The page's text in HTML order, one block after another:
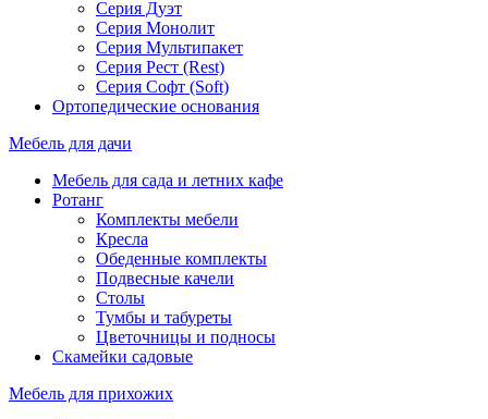
Серия Дуэт
Серия Монолит
Серия Мультипакет
Серия Рест (Rest)
Серия Софт (Soft)
Ортопедические основания
Мебель для дачи
Мебель для сада и летних кафе
Ротанг
Комплекты мебели
Кресла
Обеденные комплекты
Подвесные качели
Столы
Тумбы и табуреты
Цветочницы и подносы
Скамейки садовые
Мебель для прихожих